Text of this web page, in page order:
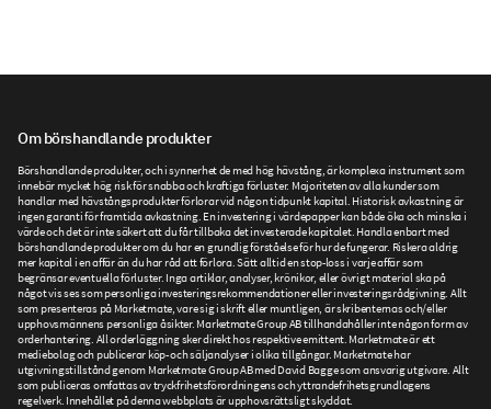
Om börshandlande produkter
Börshandlande produkter, och i synnerhet de med hög hävstång, är komplexa instrument som
innebär mycket hög risk för snabba och kraftiga förluster. Majoriteten av alla kunder som
handlar med hävstångsprodukter förlorar vid någon tidpunkt kapital. Historisk avkastning är
ingen garanti för framtida avkastning. En investering i värdepapper kan både öka och minska i
värde och det är inte säkert att du får tillbaka det investerade kapitalet. Handla enbart med
börshandlande produkter om du har en grundlig förståelse för hur de fungerar. Riskera aldrig
mer kapital i en affär än du har råd att förlora. Sätt alltid en stop-loss i varje affär som
begränsar eventuella förluster. Inga artiklar, analyser, krönikor, eller övrigt material ska på
något vis ses som personliga investeringsrekommendationer eller investeringsrådgivning. Allt
som presenteras på Marketmate, vare sig i skrift eller muntligen, är skribenternas och/eller
upphovsmännens personliga åsikter. Marketmate Group AB tillhandahåller inte någon form av
orderhantering. All orderläggning sker direkt hos respektive emittent. Marketmate är ett
mediebolag och publicerar köp- och säljanalyser i olika tillgångar. Marketmate har
utgivningstillstånd genom Marketmate Group AB med David Bagge som ansvarig utgivare. Allt
som publiceras omfattas av tryckfrihetsförordningens och yttrandefrihetsgrundlagens
regelverk. Innehållet på denna webbplats är upphovsrättsligt skyddat.